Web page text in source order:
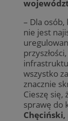
– Dla
nie jest
wszystko
znacznie
Cieszę się,
sprawę do